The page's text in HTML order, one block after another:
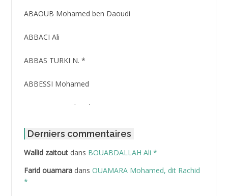
ABAOUB Mohamed ben Daoudi
ABBACI Ali
ABBAS TURKI N. *
ABBESSI Mohamed
ABBOUR Azzedine *
ABDAT Amar
ABDEDDAIM Hamid
ABDELAZIZ Mohamed
Derniers commentaires
Wallid zaitoutdans BOUABDALLAH Ali *
Farid ouamaradans OUAMARA Mohamed, dit Rachid
*